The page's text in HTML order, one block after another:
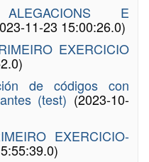
ALEGACIONS E
11-23 15:00:26.0)
EXERCICIO
de códigos con
(test) (2023-10-
EXERCICIO-